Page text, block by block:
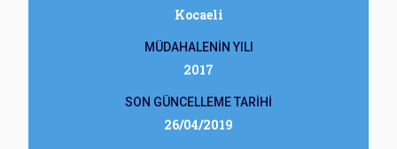
Kocaeli
MÜDAHALENİN YILI
2017
SON GÜNCELLEME TARİHİ
26/04/2019